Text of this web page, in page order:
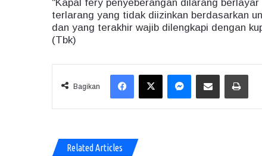
“Kapal fery penyeberangan dilarang
terlarang yang tidak diizinkan berdasarkan
dan yang terakhir wajib dilengkapi dengan
(Tbk)
Bagikan
X
Related Articles